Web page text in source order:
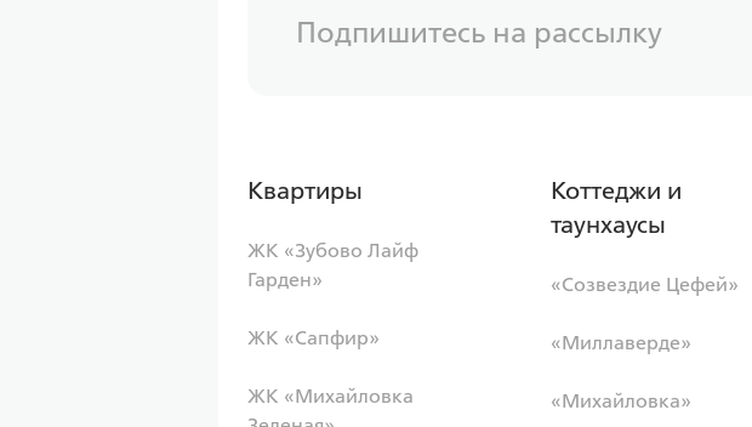
от
Программа
Подпишитесь на рассылку
Квартиры
ЖК «Зубово Лайф
Гарден»
ЖК «Сапфир»
ЖК «Михайловка
Коттеджи и
таунхаусы
«Созвездие Цефей»
«Миллаверде»
«Михайловка»